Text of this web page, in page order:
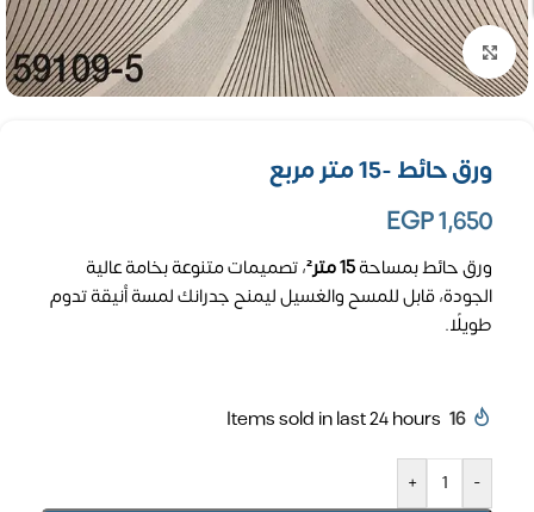
تكبير الصورة
ورق حائط -15 متر مربع
EGP1,650
ورق حائط بمساحة15 متر²
، تصميمات متنوعة بخامة عالية
الجودة، قابل للمسح والغسيل ليمنح جدرانك لمسة أنيقة تدوم
طويلًا.
16
Items sold in last 24 hours
-
+